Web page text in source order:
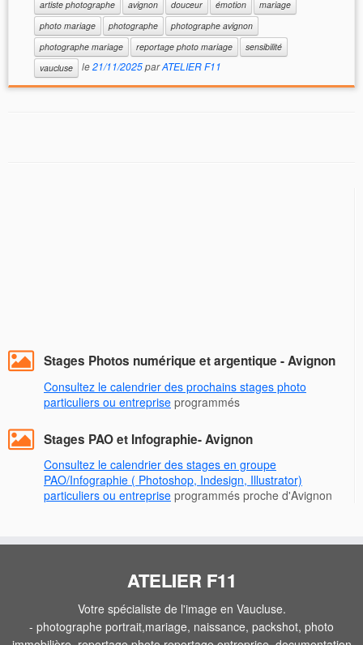
artiste photographe avignon douceur émotion
mariage
photo mariage
photographe
photographe avignon
photographe mariage
reportage photo mariage
sensibilité
vaucluse
le21/11/2025parATELIER F11
Stages Photos numérique et argentique - Avignon
Consultez le calendrier des prochains stages photo
particuliers ou entreprise programmés
Stages PAO et Infographie- Avignon
Consultez le calendrier des stages en groupe
PAO/Infographie ( Photoshop, Indesign, Illustrator)
particuliers ou entreprise programmés proche d'Avignon
ATELIER F11
Votre spécialiste de l'image en Vaucluse.
- photographe portrait,mariage, naissance, packshot, photo